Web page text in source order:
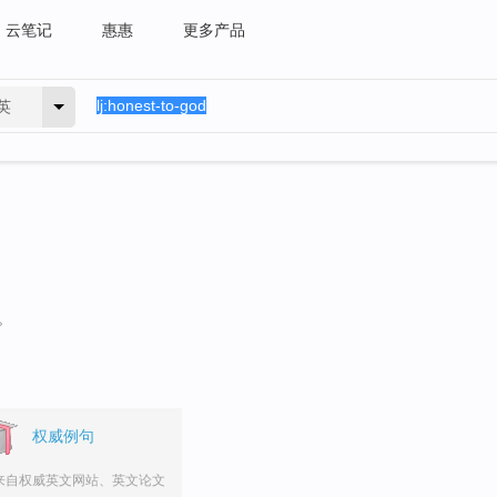
云笔记 惠惠 更多产品
权威例句
自权威英文网站、英文论文